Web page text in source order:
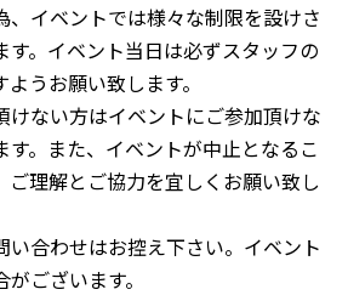
、イベントでは様々な制限を設けさ
す。イベント当日は必ずスタッフの
うお願い致します。
けない方はイベントにご参加頂けな
す。また、イベントが中止となるこ
ご理解とご協力を宜しくお願い致し
い合わせはお控え下さい。イベント
ございます。